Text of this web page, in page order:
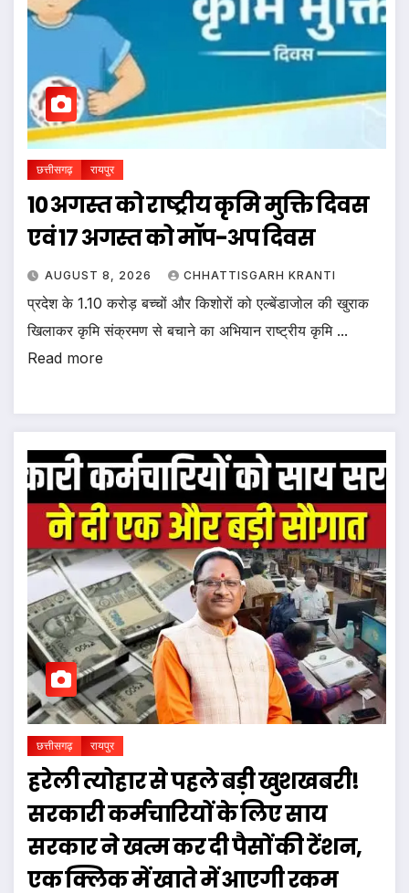
छत्तीसगढ़ रायपुर
10 अगस्त को राष्ट्रीय कृमि मुक्ति दिवस
एवं 17 अगस्त को मॉप-अप दिवस
AUGUST 8, 2026 CHHATTISGARH KRANTI
प्रदेश के 1.10 करोड़ बच्चों और किशोरों को एल्बेंडाजोल की खुराक
खिलाकर कृमि संक्रमण से बचाने का अभियान राष्ट्रीय कृमि ...
Read more
छत्तीसगढ़ रायपुर
हरेली त्योहार से पहले बड़ी खुशखबरी!
सरकारी कर्मचारियों के लिए साय
सरकार ने खत्म कर दी पैसों की टेंशन,
एक क्लिक में खाते में आएगी रकम